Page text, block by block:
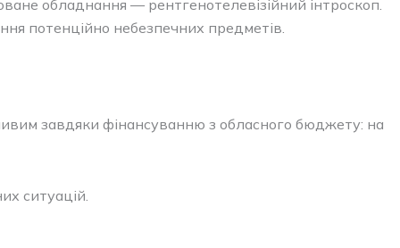
обладнання — рентгенотелевізійний інтроскоп.
потенційно небезпечних предметів.
завдяки фінансуванню з обласного бюджету: на
ситуацій.